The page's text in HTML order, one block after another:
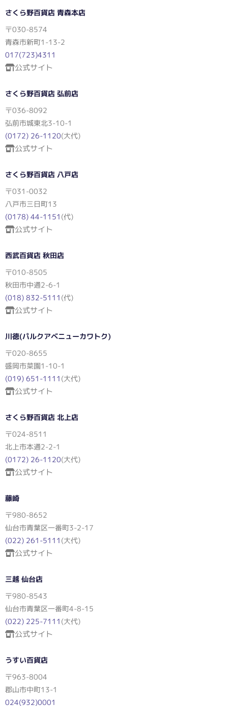
さくら野百貨店 青森本店
〒030-8574
青森市新町1-13-2
017(723)4311
公式サイト
さくら野百貨店 弘前店
〒036-8092
弘前市城東北3-10-1
(0172) 26-1120(大代)
公式サイト
さくら野百貨店 八戸店
〒031-0032
八戸市三日町13
(0178) 44-1151 (代)
公式サイト
西武百貨店 秋田店
〒010-8505
秋田市中通2-6-1
(018) 832-5111 (代)
公式サイト
川徳(パルクアベニューカワトク)
〒020-8655
盛岡市菜園1-10-1
(019) 651-1111 (大代)
公式サイト
さくら野百貨店 北上店
〒024-8511
北上市本通2-2-1
(0172) 26-1120(大代)
公式サイト
藤崎
〒980-8652
仙台市青葉区一番町3-2-17
(022) 261-5111 (大代)
公式サイト
三越 仙台店
〒980-8543
仙台市青葉区一番町4-8-15
(022) 225-7111 (大代)
公式サイト
うすい百貨店
〒963-8004
郡山市中町13-1
024(932)0001